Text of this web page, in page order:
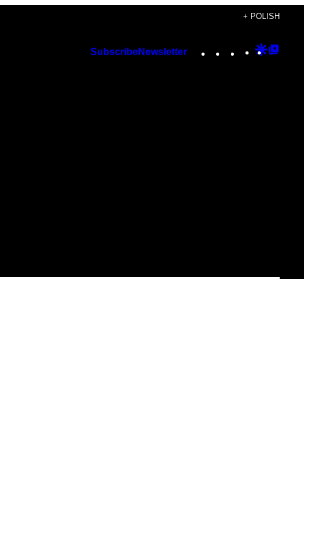
+ POLISH
SubscribeNewsletter Instagram
TikTok
YouTube
Google